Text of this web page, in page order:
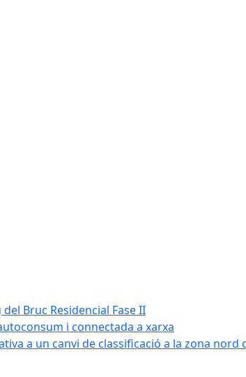
Bruc Residencial Fase II
i connectada a xarxa
a un canvi de classificació a la zona nord